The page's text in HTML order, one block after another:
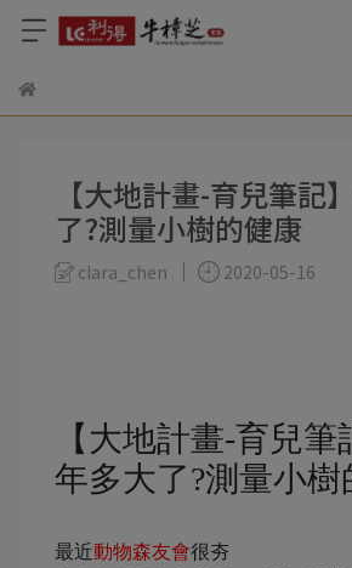
【大地計畫-育兒筆記
了?測量小樹的健康
clara_chen 2020-05-16
【大地計畫-育兒筆
年多大了?測量小樹
最近動物森友會很夯